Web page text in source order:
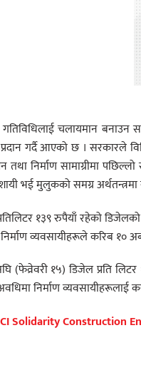
चलायमान बनाउन
प्रदान गर्दै आएको छ । सरकारले
तथा निर्माण सामाग्रीमा
भई मुलुकको समग्र
१३९ रुपैयाँ रहेको
व्यवसायीहरूले करिब १०
(फेव्रेवरी १५) डिजेल प्रति
निर्माण व्यवसायीहरूलाई
Solidarity Construction